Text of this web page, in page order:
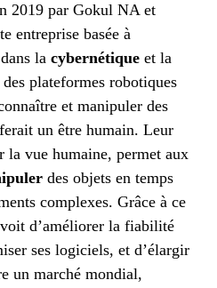
2019 par Gokul NA et
entreprise basée à
la cybernétique et la
plateformes robotiques
et manipuler des
un être humain. Leur
la vue humaine, permet aux
des objets en temps
complexes. Grâce à ce
d’améliorer la fiabilité
ses logiciels, et d’élargir
un marché mondial,